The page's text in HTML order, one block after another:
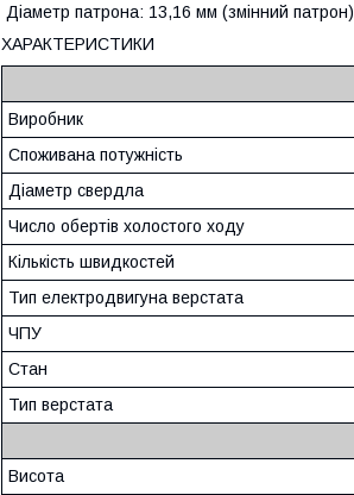
Діаметр патрона: 13,16 мм (змінний патрон)
ХАРАКТЕРИСТИКИ
Виробник
Споживана потужність
Діаметр свердла
Число обертів холостого ходу
Кількість швидкостей
Тип електродвигуна верстата
ЧПУ
Стан
Тип верстата
Висота